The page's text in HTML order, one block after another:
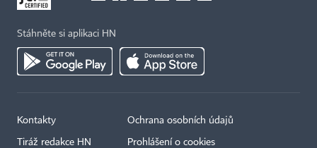
Stáhněte si aplikaci HN
Kontakty
Tiráž redakce HN
Ochrana osobních údajů
Prohlášení o cookies